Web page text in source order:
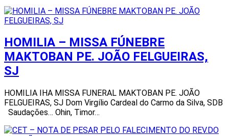
HOMILIA – MISSA FÚNEBRE
MAKTOBAN PE. JOÃO FELGUEIRAS,
SJ
HOMILIA IHA MISSA FUNERAL MAKTOBAN PE. JOÃO
FELGUEIRAS, SJ Dom Virgílio Cardeal do Carmo da Silva, SDB
Saudações… Ohin, Timor…